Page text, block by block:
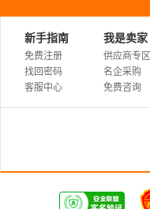
新手指南
免费注册
找回密码
客服中心
我是卖家
供应商专区
名企采购
免费咨询